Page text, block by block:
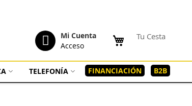
Tu Cesta
Mi Cuenta
Acceso
TELEFONÍA FINANCIACIÓN B2B